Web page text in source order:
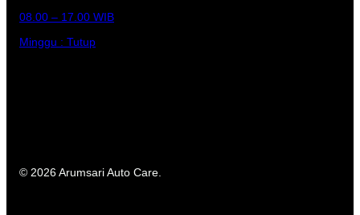
08.00 – 17.00 WIB
Minggu : Tutup
© 2026 Arumsari Auto Care.